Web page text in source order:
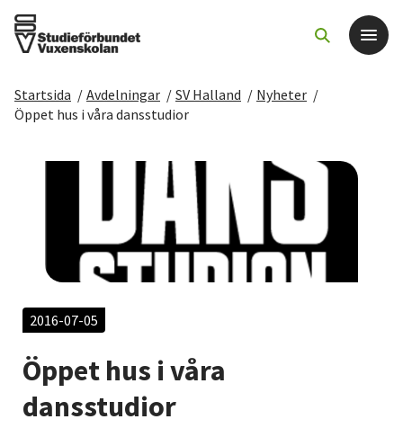
Det här gör vi
För dig som
Sök kurser och evenemang
Om SV
Starta studiecirkel
Cirkelledare
Nyheter
Startsida / Avdelningar / SV Halland / Nyheter /
Öppet hus i våra dansstudior
2016-07-05
Öppet hus i våra
dansstudior